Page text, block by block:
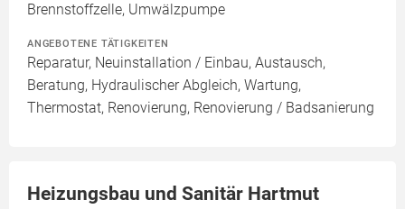
Brennstoffzelle, Umwälzpumpe
ANGEBOTENE TÄTIGKEITEN
Reparatur, Neuinstallation / Einbau, Austausch,
Beratung, Hydraulischer Abgleich, Wartung,
Thermostat, Renovierung, Renovierung / Badsanierung
Heizungsbau und Sanitär Hartmut